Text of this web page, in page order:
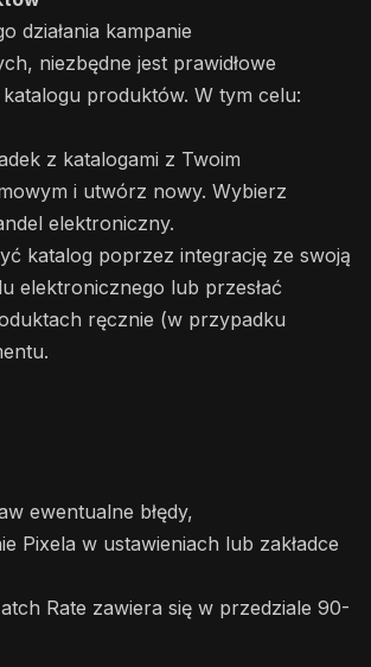
działania kampanie
niezbędne jest prawidłowe
produktów. W tym celu:
z katalogami z Twoim
i utwórz nowy. Wybierz
elektroniczny.
katalog poprzez integrację ze swoją
elektronicznego lub przesłać
ręcznie (w przypadku
ewentualne błędy,
Pixela w ustawieniach lub zakładce
Rate zawiera się w przedziale 90-